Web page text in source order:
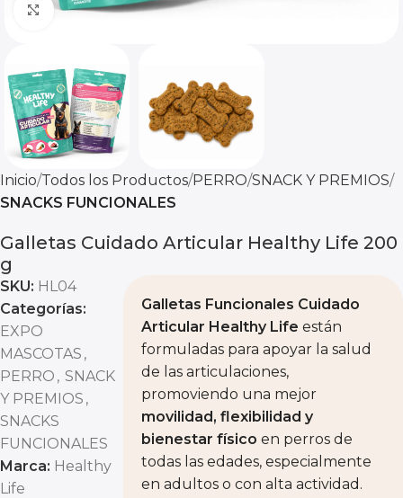
Click to enlarge
Inicio Todos los Productos PERRO SNACK Y PREMIOS
SNACKS FUNCIONALES
Galletas Cuidado Articular Healthy Life 200
g
SKU: HL04
Categorías:
EXPO
MASCOTAS ,
PERRO , SNACK
Y PREMIOS ,
SNACKS
FUNCIONALES
Marca: Healthy
Life
Galletas Funcionales Cuidado
Articular Healthy Life están
formuladas para apoyar la salud
de las articulaciones,
promoviendo una mejor
movilidad, flexibilidad y
bienestar físico en perros de
todas las edades, especialmente
en adultos o con alta actividad.